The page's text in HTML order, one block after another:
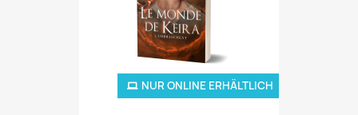
NUR ONLINE ERHÄLTLICH